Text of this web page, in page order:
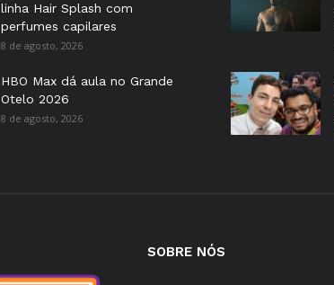
linha Hair Splash com
perfumes capilares
8 de agosto, 2026
HBO Max dá aula no Grande
Otelo 2026
8 de agosto, 2026
SOBRE NÓS